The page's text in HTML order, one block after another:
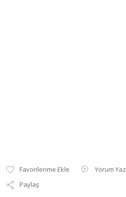
Yorum Yaz
Paylaş